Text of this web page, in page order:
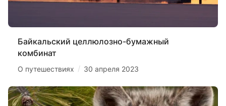
Байкальский целлюлозно-бумажный
комбинат
О путешествиях / 30 апреля 2023